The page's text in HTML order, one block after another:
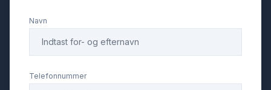
Navn
Telefonnummer